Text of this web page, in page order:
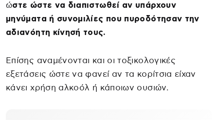
ώστε ώστε να διαπιστωθεί αν υπάρχουν
μηνύματα ή συνομιλίες που πυροδότησαν την
αδιανόητη κίνησή τους.
Επίσης αναμένονται και οι τοξικολογικές
εξετάσεις ώστε να φανεί αν τα κορίτσια είχαν
κάνει χρήση αλκοόλ ή κάποιων ουσιών.